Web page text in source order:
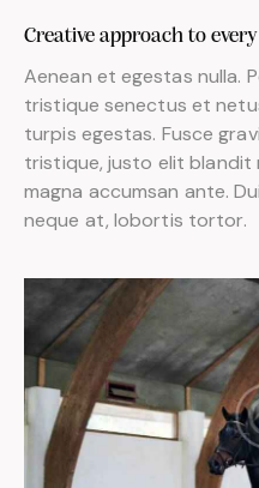
Creative approach to
Aenean et egestas nulla.
tristique senectus et
turpis egestas. Fusce
tristique, justo elit blandit
magna accumsan ante.
neque at, lobortis tortor.